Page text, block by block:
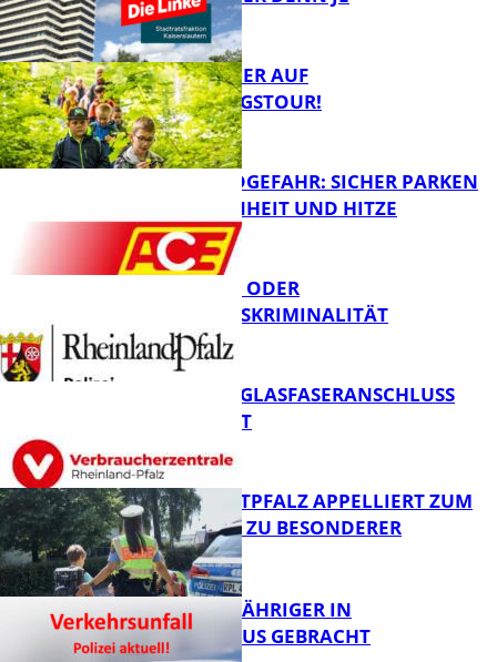
FB News
MIT DEM JÄGER AUF
ENTDECKUNGSTOUR!
FB News
WALDBRANDGEFAHR: SICHER PARKEN
BEI TROCKENHEIT UND HITZE
Polizei
CYBERCRIME ODER
WIRTSCHAFTSKRIMINALITÄT
FB News
WARUM EIN GLASFASERANSCHLUSS
SINNVOLL IST
POLIZEI WESTPFALZ APPELLIERT ZUM
SCHULSTART ZU BESONDERER
VORSICHT
UNFALL: 58-JÄHRIGER IN
KRANKENHAUS GEBRACHT